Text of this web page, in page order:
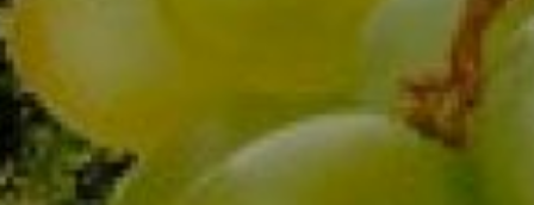
Dowiedz się więcej
Zobacz produkt